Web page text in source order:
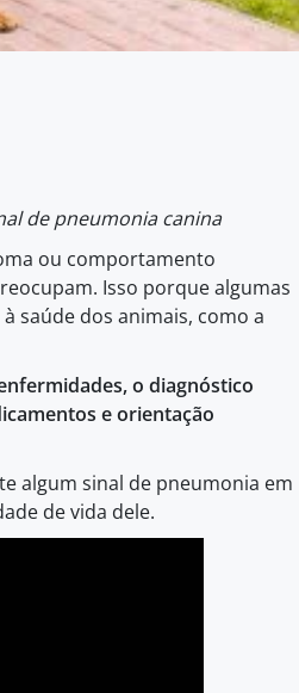
de pneumonia canina
ou comportamento
Isso porque algumas
saúde dos animais, como a
o diagnóstico
e orientação
algum sinal de pneumonia em
de vida dele.